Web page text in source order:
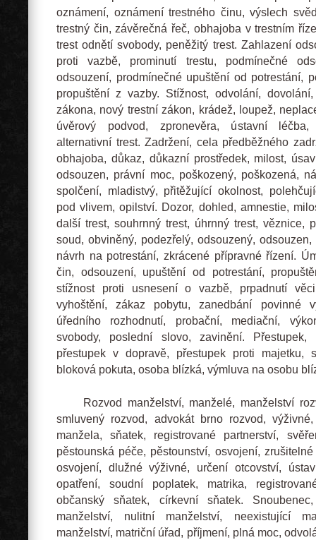
oznámení, oznámení trestného činu, výslech
trestný čin, závěrečná řeč, obhajoba v trestním
trest odnětí svobody, peněžitý trest. Zahlazení
proti vazbě, prominutí trestu, podmínečné
odsouzení, prodmínečné upuštění od potrestání,
propuštění z vazby. Stížnost, odvolání,
zákona, nový trestní zákon, krádež, loupež,
úvěrový podvod, zpronevěra, ústavní léčba,
alternativní trest. Zadržení, cela předběžného
obhajoba, důkaz, důkazní prostředek, milost,
odsouzen, právní moc, poškozený, poškozená,
spolčení, mladistvý, přitěžující okolnost,
pod vlivem, opilství. Dozor, dohled, amnestie,
další trest, souhrnný trest, úhrnný trest, věznice,
soud, obviněný, podezřelý, odsouzený,
návrh na potrestání, zkrácené přípravné řízení.
čin, odsouzení, upuštění od potrestání,
stížnost proti usnesení o vazbě, prpadnutí
vyhoštění, zákaz pobytu, zanedbání povinné
úředního rozhodnutí, probační, mediační,
svobody, poslední slovo, zavinění. Přestupek,
přestupek v dopravě, přestupek proti majetku,
bloková pokuta, osoba blízká, výmluva na osobu
Rozvod manželství, manželé, manželství
smluvený rozvod, advokát brno rozvod,
manžela, sňatek, registrované partnerství,
pěstounská péče, pěstounství, osvojení,
osvojení, dlužné výživné, určení otcovství,
opatření, soudní poplatek, matrika,
občanský sňatek, církevní sňatek.
manželství, nulitní manželství, neexistující
manželství, matriční úřad, příjmení, plná moc,